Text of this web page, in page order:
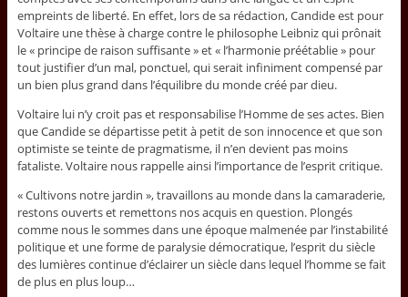
empreints de liberté. En effet, lors de sa rédaction, Candide est pour
Voltaire une thèse à charge contre le philosophe Leibniz qui prônait
le « principe de raison suffisante » et « l’harmonie préétablie » pour
tout justifier d’un mal, ponctuel, qui serait infiniment compensé par
un bien plus grand dans l’équilibre du monde créé par dieu.
Voltaire lui n’y croit pas et responsabilise l’Homme de ses actes. Bien
que Candide se départisse petit à petit de son innocence et que son
optimiste se teinte de pragmatisme, il n’en devient pas moins
fataliste. Voltaire nous rappelle ainsi l’importance de l’esprit critique.
« Cultivons notre jardin », travaillons au monde dans la camaraderie,
restons ouverts et remettons nos acquis en question. Plongés
comme nous le sommes dans une époque malmenée par l’instabilité
politique et une forme de paralysie démocratique, l’esprit du siècle
des lumières continue d’éclairer un siècle dans lequel l’homme se fait
de plus en plus loup…